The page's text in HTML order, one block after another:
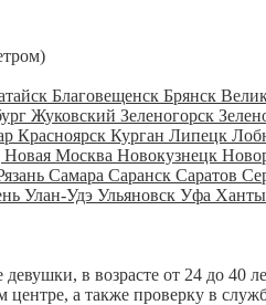
Благовещенск Брянск
Жуковский Зеленогорск
Красноярск Курган Липецк
Новая Москва Новокузнецк
Самара Саранск Саратов
Улан-Удэ Ульяновск Уфа
в возрасте от 24 до 40
а также проверку в